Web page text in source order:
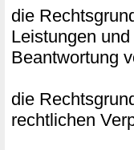
die
Leistungen
Beantwortung
die
rechtlichen